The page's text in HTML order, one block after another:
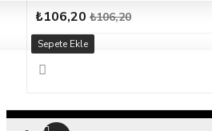
₺106,20 ₺106,20
Sepete Ekle